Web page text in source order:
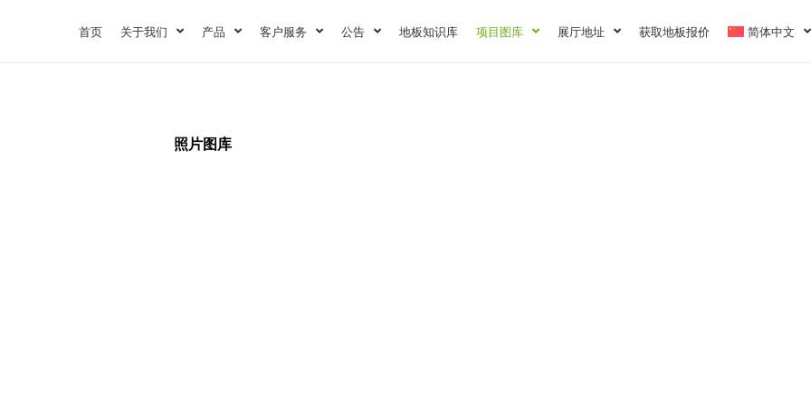
首页 关于我们 产品 客户服务 公告 地板知识库 项目图库 展厅地址 获取地板报价 简体中文
照片图库